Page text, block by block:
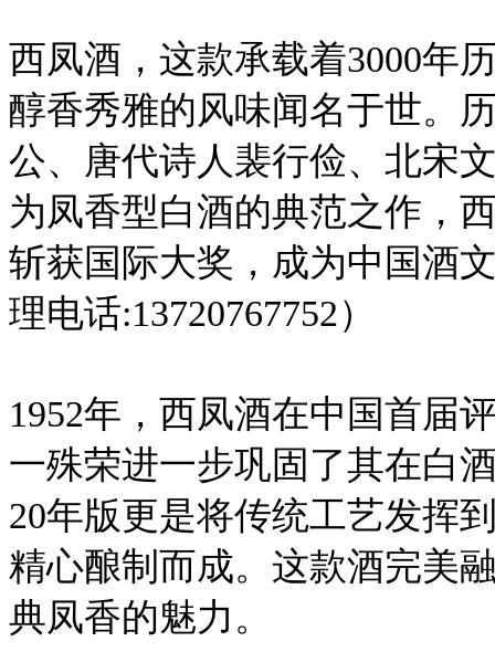
西凤酒，这款承载着3000年
醇香秀雅的风味闻名于世。
公、唐代诗人裴行俭、北宋
为凤香型白酒的典范之作，
斩获国际大奖，成为中国酒
理电话:13720767752）
1952年，西凤酒在中国首届
一殊荣进一步巩固了其在白
20年版更是将传统工艺发挥
精心酿制而成。这款酒完美
典凤香的魅力。